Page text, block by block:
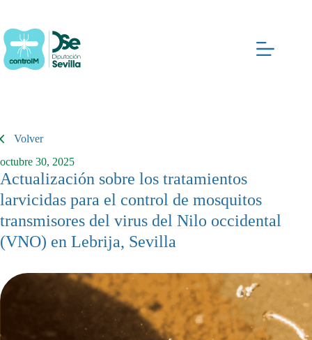
contenido
Volver
octubre 30, 2025
Actualización sobre los tratamientos
larvicidas para el control de mosquitos
transmisores del virus del Nilo occidental
(VNO) en Lebrija, Sevilla